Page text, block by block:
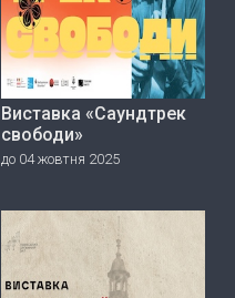
Виставка «Саундтрек
свободи»
до 04 жовтня 2025